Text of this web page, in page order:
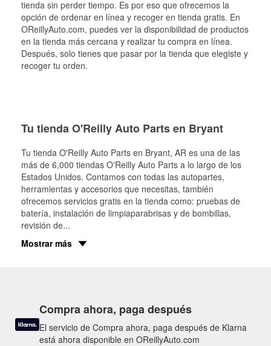
tienda sin perder tiempo. Es por eso que ofrecemos la
opción de ordenar en línea y recoger en tienda gratis. En
OReillyAuto.com, puedes ver la disponibilidad de productos
en la tienda más cercana y realizar tu compra en línea.
Después, solo tienes que pasar por la tienda que elegiste y
recoger tu orden.
Tu tienda O'Reilly Auto Parts en Bryant
Tu tienda O'Reilly Auto Parts en Bryant, AR es una de las
más de 6,000 tiendas O'Reilly Auto Parts a lo largo de los
Estados Unidos. Contamos con todas las autopartes,
herramientas y accesorios que necesitas, también
ofrecemos servicios gratis en la tienda como: pruebas de
batería, instalación de limpiaparabrisas y de bombillas,
revisión de...
Mostrar más
Compra ahora, paga después
El servicio de Compra ahora, paga después de Klarna
está ahora disponible en OReillyAuto.com